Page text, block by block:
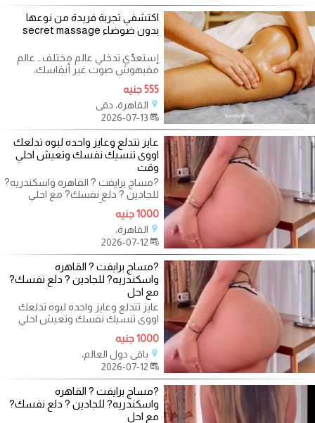
اكتشفي تجربة فريدة من نوعها
بدون ضوضاء secret massage
إستعدّي تدخلي عالم مختلف… عالم
مفيهوش صوت غير أنفاسك،
ومفيهوش إحساس غير راحتك…
شموع فاخرة،
555 جنيه
القاهرة، دقي
عايز تتدلع وعايز واحده لبوه تدلعك
اووى تنسيك نفسك وتعيش احلي
وقت
?مساج برايفت ? القاهره واسكندريه?
للجادين ? دلع نفسك? مع احلي
مدربات عندنا ?وبس م حنين
1000 جنيه
القاهرة،
?مساج برايفت ? القاهره
واسكندريه? للجادين ? دلع نفسك?
مع احل
عايز تتدلع وعايز واحده لبوه تدلعك
اووى تنسيك نفسك وتعيش احلي
وقت - المهندسين ومدينه نصر
والتجمع و
1000 جنيه
باقي دول العالم،
?مساج برايفت ? القاهره
واسكندريه? للجادين ? دلع نفسك?
مع احل